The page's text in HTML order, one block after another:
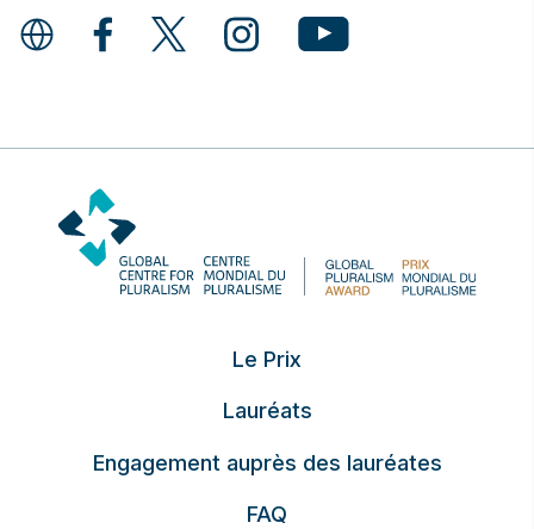
Le Prix
Lauréats
Engagement auprès des lauréates
FAQ